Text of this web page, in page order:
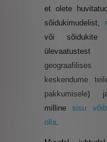
et olete
sõidukimudelist,
või sõidukite
keskendume
pakkumisele)
millinesisu
olla.